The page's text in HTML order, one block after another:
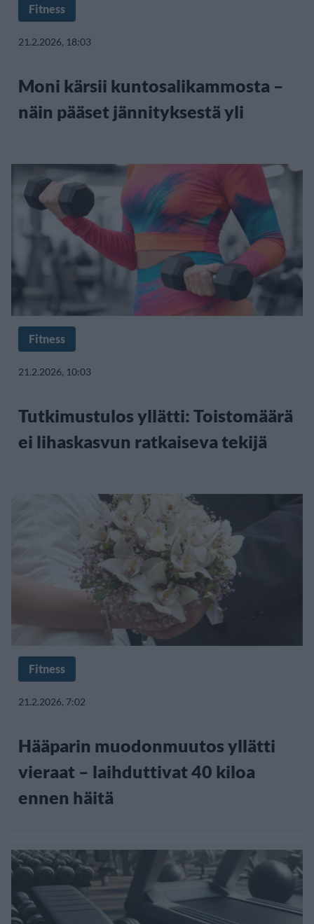
Fitness
21.2.2026, 18:03
Moni kärsii kuntosalikammosta –
näin pääset jännityksestä yli
Fitness
21.2.2026, 10:03
Tutkimustulos yllätti: Toistomäärä
ei lihaskasvun ratkaiseva tekijä
Fitness
21.2.2026, 7:02
Hääparin muodonmuutos yllätti
vieraat – laihduttivat 40 kiloa
ennen häitä